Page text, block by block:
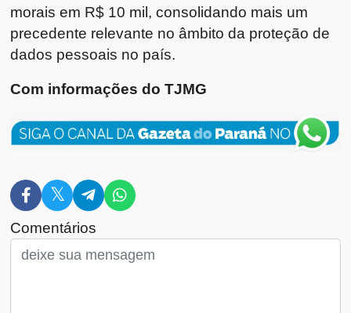
morais em R$ 10 mil, consolidando mais um
precedente relevante no âmbito da proteção de
dados pessoais no país.
Com informações do TJMG
Comentários